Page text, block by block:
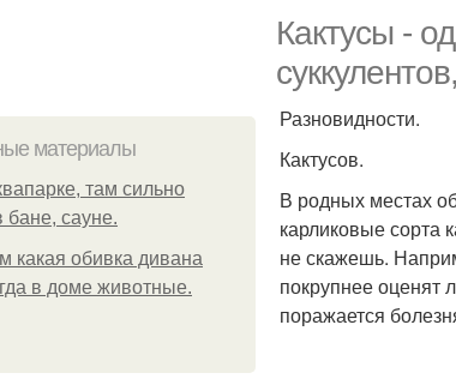
Кактусы -
материалы
там сильно
бане, сауне.
какая обивка дивана
в доме животные.
Разновидности.
Кактусов.
В родных местах
карликовые сорта
не скажешь.
покрупнее оценят
поражается